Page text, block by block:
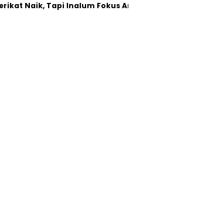
Tapi Inalum Fokus Antisipasi Pasar Global